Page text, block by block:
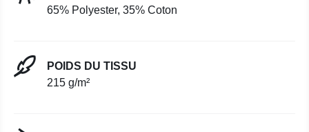
65% Polyester, 35% Coton
POIDS DU TISSU
215 g/m²